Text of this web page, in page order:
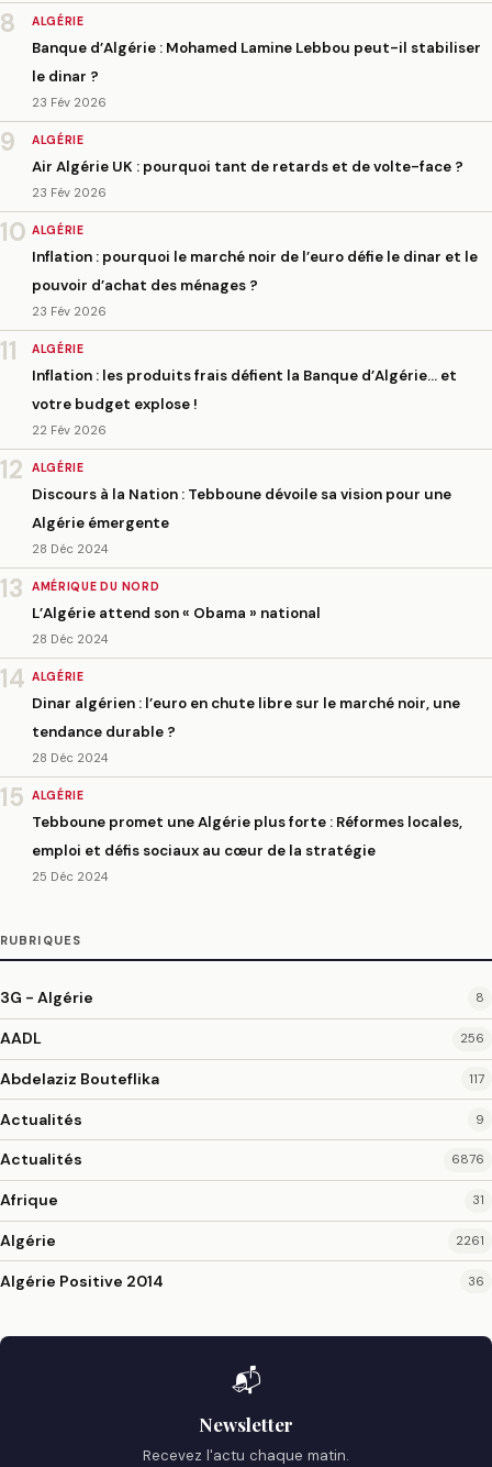
8 ALGÉRIE
Banque d’Algérie : Mohamed Lamine Lebbou peut-il stabiliser
le dinar ?
23 Fév 2026
9 ALGÉRIE
Air Algérie UK : pourquoi tant de retards et de volte-face ?
23 Fév 2026
10 ALGÉRIE
Inflation : pourquoi le marché noir de l’euro défie le dinar et le
pouvoir d’achat des ménages ?
23 Fév 2026
11 ALGÉRIE
Inflation : les produits frais défient la Banque d’Algérie… et
votre budget explose !
22 Fév 2026
12 ALGÉRIE
Discours à la Nation : Tebboune dévoile sa vision pour une
Algérie émergente
28 Déc 2024
13 AMÉRIQUE DU NORD
L’Algérie attend son « Obama » national
28 Déc 2024
14 ALGÉRIE
Dinar algérien : l’euro en chute libre sur le marché noir, une
tendance durable ?
28 Déc 2024
15 ALGÉRIE
Tebboune promet une Algérie plus forte : Réformes locales,
emploi et défis sociaux au cœur de la stratégie
25 Déc 2024
RUBRIQUES
3G - Algérie 8
AADL 256
Abdelaziz Bouteflika 117
Actualités 9
Actualités 6876
Afrique 31
Algérie 2261
Algérie Positive 2014 36
📬
Newsletter
Recevez l'actu chaque matin.